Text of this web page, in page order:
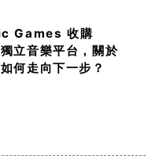
Games 收購
立音樂平台，關於
何走向下一步？